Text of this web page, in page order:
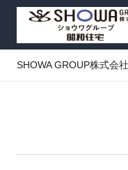
SHOWA GROUP株式会
中古・リニ